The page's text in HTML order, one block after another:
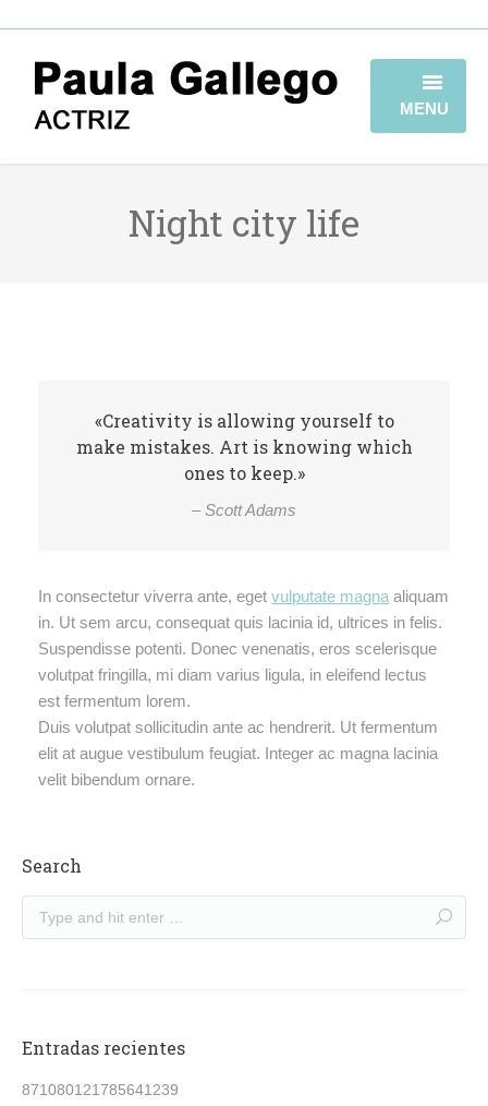
MENU
HOME
BIOGRAFÍA
CONTACTO
Night city life
«Creativity is allowing yourself to
make mistakes. Art is knowing which
ones to keep.»
– Scott Adams
In consectetur viverra ante, eget vulputate magna aliquam
in. Ut sem arcu, consequat quis lacinia id, ultrices in felis.
Suspendisse potenti. Donec venenatis, eros scelerisque
volutpat fringilla, mi diam varius ligula, in eleifend lectus
est fermentum lorem.
Duis volutpat sollicitudin ante ac hendrerit. Ut fermentum
elit at augue vestibulum feugiat. Integer ac magna lacinia
velit bibendum ornare.
Search
Entradas recientes
871080121785641239